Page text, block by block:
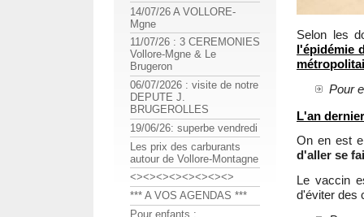
Selon les
l'épidémie
Pour
L'an
On en est
d'aller se
Le vaccin
d'éviter des
14/07/26 A VOLLORE-
Mgne
11/07/26 : 3 CEREMONIES
Vollore-Mgne & Le
Brugeron
06/07/2026 : visite de notre
DEPUTE J.
BRUGEROLLES
19/06/26: superbe vendredi
Les prix des carburants
autour de Vollore-Montagne
<><><><><><><><>
*** A VOS AGENDAS ***
Pour enfants :